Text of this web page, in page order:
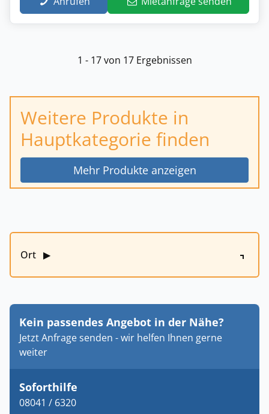
1 - 17 von 17 Ergebnissen
Weitere Produkte in
Hauptkategorie finden
Mehr Produkte anzeigen
Ort ▶
Kein passendes Angebot in der Nähe?
Jetzt Anfrage senden - wir helfen Ihnen gerne
weiter
Soforthilfe
08041 / 6320